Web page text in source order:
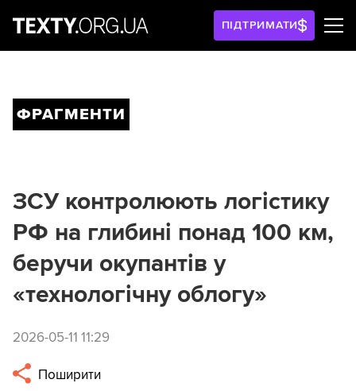
ПІДТРИМАТИ
ФРАГМЕНТИ
ЗСУ контролюють логістику
РФ на глибині понад 100 км,
беручи окупантів у
«технологічну облогу»
2026-05-11 11:29
Поширити